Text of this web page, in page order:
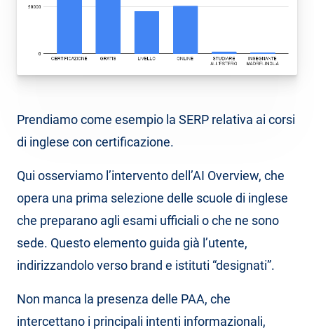
Prendiamo come esempio la SERP relativa ai corsi
di inglese con certificazione.
Qui osserviamo l’intervento dell’AI Overview, che
opera una prima selezione delle scuole di inglese
che preparano agli esami ufficiali o che ne sono
sede. Questo elemento guida già l’utente,
indirizzandolo verso brand e istituti “designati”.
Non manca la presenza delle PAA, che
intercettano i principali intenti informazionali,